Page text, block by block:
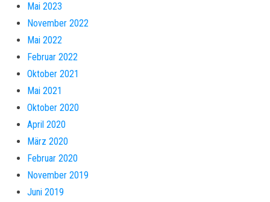
Mai 2023
November 2022
Mai 2022
Februar 2022
Oktober 2021
Mai 2021
Oktober 2020
April 2020
März 2020
Februar 2020
November 2019
Juni 2019